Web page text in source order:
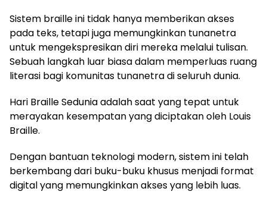
Sistem braille ini tidak hanya memberikan akses
pada teks, tetapi juga memungkinkan tunanetra
untuk mengekspresikan diri mereka melalui tulisan.
Sebuah langkah luar biasa dalam memperluas ruang
literasi bagi komunitas tunanetra di seluruh dunia.
Hari Braille Sedunia adalah saat yang tepat untuk
merayakan kesempatan yang diciptakan oleh Louis
Braille.
Dengan bantuan teknologi modern, sistem ini telah
berkembang dari buku-buku khusus menjadi format
digital yang memungkinkan akses yang lebih luas.